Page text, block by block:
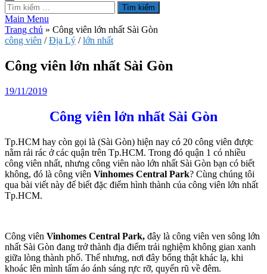
Tìm
kiếm
cho:
Main Menu
Trang chủ » Công viên lớn nhất Sài Gòn
công viên /Địa Lý /lớn nhất
Công viên lớn nhất Sài Gòn
19/11/2019
Công viên lớn nhất Sài Gòn
Tp.HCM hay còn gọi là (Sài Gòn) hiện nay có 20 công viên được
nằm rải rác ở các quận trên Tp.HCM. Trong đó quận 1 có nhiều
công viên nhất, nhưng công viên nào lớn nhất Sài Gòn bạn có biết
không, đó là công viên Vinhomes Central Park? Cùng chúng tôi
qua bài viết này để biết đặc điểm hình thành của công viên lớn nhất
Tp.HCM.
Công viên Vinhomes Central Park, đây là công viên ven sông lớn
nhất Sài Gòn đang trở thành địa điểm trải nghiệm không gian xanh
giữa lòng thành phố. Thế nhưng, nơi đây bổng thật khác lạ, khi
khoác lên mình tấm áo ánh sáng rực rỡ, quyến rũ về đêm.